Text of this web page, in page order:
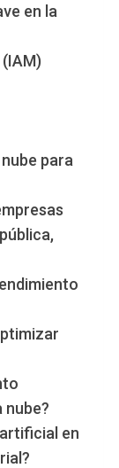
en la
para
nube?
en